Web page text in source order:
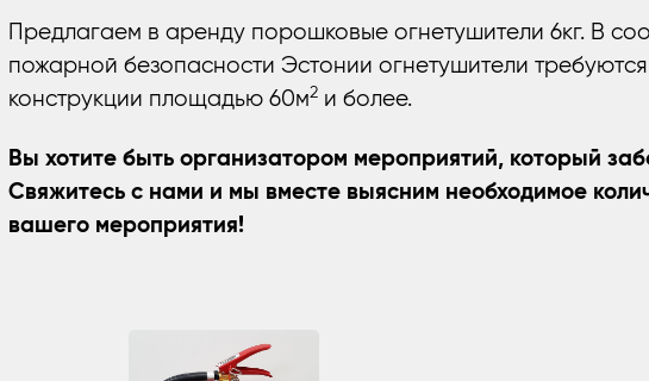
Предлагаем в аренду порошковые огнетушители 6кг. В
пожарной безопасности Эстонии огнетушители
конструкции площадью 60м2 и более.
Вы хотите быть организатором мероприятий, который
Свяжитесь с нами и мы вместе выясним необходимое
вашего мероприятия!